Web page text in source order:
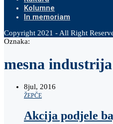
Kolumne
In memoriam
Copyright 2021 - All Right
Oznaka:
mesna
8jul, 2016
ŽEPČE
Akcija podjele